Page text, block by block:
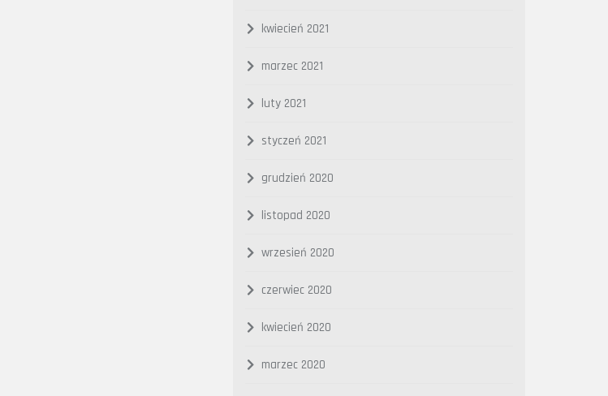
kwiecień 2021
marzec 2021
luty 2021
styczeń 2021
grudzień 2020
listopad 2020
wrzesień 2020
czerwiec 2020
kwiecień 2020
marzec 2020